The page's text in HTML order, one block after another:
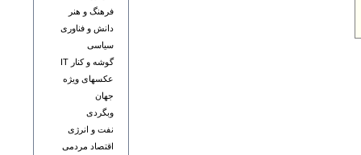
فرهنگ و هنر
دانش و فناوری
سياسی
گوشه و کنار IT
عکسهای ويژه
جهان
وبگردی
نفت و انرژی
اقتصاد مردمی